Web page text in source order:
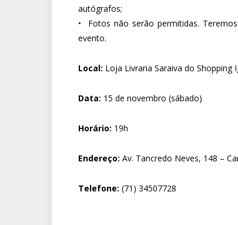
autógrafos;
• Fotos não serão permitidas.
evento.
Local: Loja Livraria Saraiva do Shopping
Data: 15 de novembro (sábado)
Horário: 19h
Endereço: Av. Tancredo Neves, 148 –
Telefone: (71) 34507728